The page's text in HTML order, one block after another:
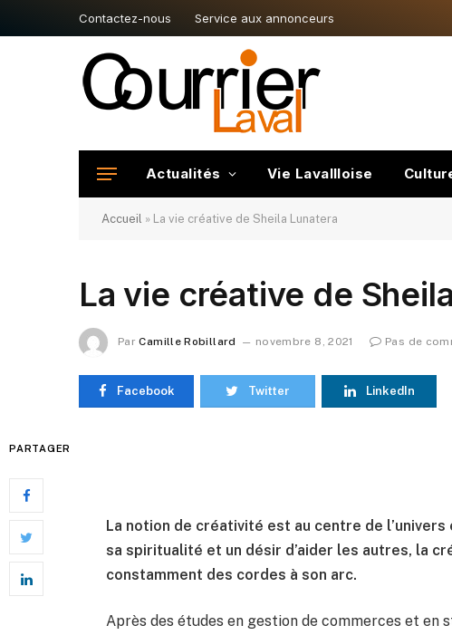
Contactez-nous Service aux annonceurs
Actualités Vie Lavallloise
Accueil » La vie créative de Sheila Lunatera
La vie créative de
Par Camille Robillard novembre 8, 2021 Pas de
Facebook Twitter LinkedIn
PARTAGER
La notion de créativité est au centre de
sa spiritualité et un désir d’aider les autres, la
constamment des cordes à son arc.
Après des études en gestion de commerces et